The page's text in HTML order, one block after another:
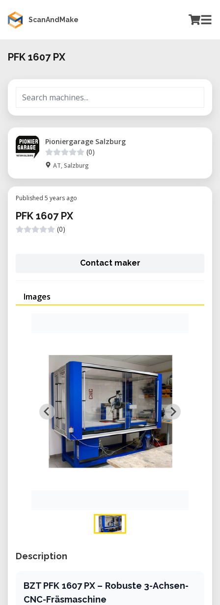
ScanAndMake
PFK 1607 PX
Pioniergarage Salzburg
(0)
AT, Salzburg
Published 5 years ago
PFK 1607 PX
(0)
Contact maker
Images
Description
BZT PFK 1607 PX – Robuste 3-Achsen-
CNC-Fräsmaschine